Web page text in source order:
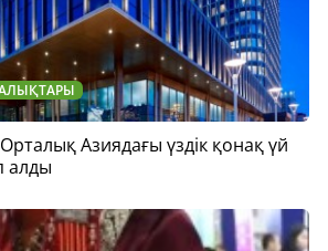
Азиядағы үздік қонақ үй
алды